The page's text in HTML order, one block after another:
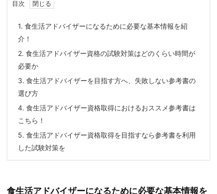
目次
1. 食生活アドバイザーになるために必要な基本情報を紹
介！
2. 食生活アドバイザー資格の試験対策はどのくらい時間が
必要か
3. 食生活アドバイザーを目指す方へ、失敗しない参考書の
選び方
4. 食生活アドバイザー資格取得におけるおススメ参考書は
こちら！
5. 食生活アドバイザー資格取得を目指すなら参考書を利用
した試験対策を
食生活アドバイザーになるために必要な基本情報を